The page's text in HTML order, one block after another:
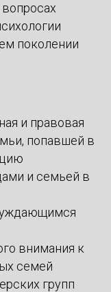
поколении
и правовая
попавшей в
и семьей в
внимания к
семей
групп